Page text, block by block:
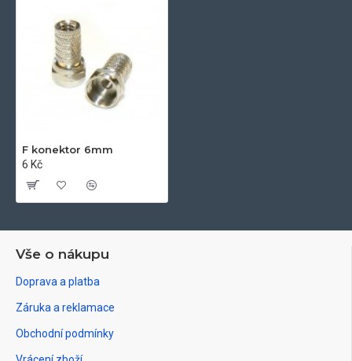
F konektor 6mm
6 Kč
Vše o nákupu
Doprava a platba
Záruka a reklamace
Obchodní podmínky